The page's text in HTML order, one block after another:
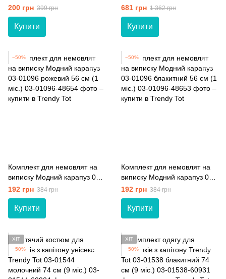
Tot 03-01590 молочний 56
см (1 мiс.)
200 грн 399 грн
Купити
01567 молочний 74 см (9
мiс.)
681 грн 1 362 грн
Купити
−50%
Комплект для немовлят на
виписку Модний карапуз 03-
01096 рожевий 56 см (1 мiс.)
192 грн 384 грн
Купити
−50%
Комплект для немовлят на
виписку Модний карапуз 03-
01096 блакитний 56 см (1
мiс.)
192 грн 384 грн
Купити
ХІТ
−50%
ХІТ
−50%